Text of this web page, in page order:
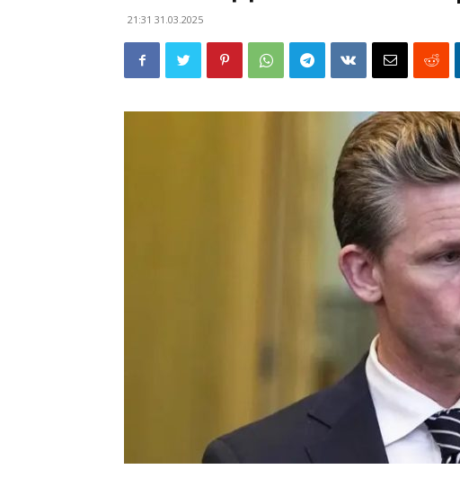
21:31 31.03.2025